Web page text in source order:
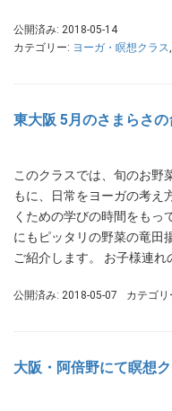
公開済み: 2018-05-14
カテゴリー: ヨーガ・瞑想クラス,
東大阪 5月のさまらさ
このクラスでは、旬のお野
もに、日常をヨーガの考え
くための学びの時間をもっ
にもピッタリの野菜の竜田
ご紹介します。 お子様連れ
公開済み: 2018-05-07 カテゴリ
大阪・阿倍野にて瞑想